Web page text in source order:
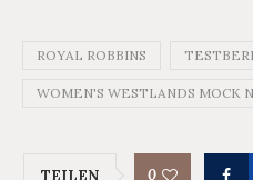
ROYAL ROBBINS
WOMEN'S WESTLANDS MOCK
0